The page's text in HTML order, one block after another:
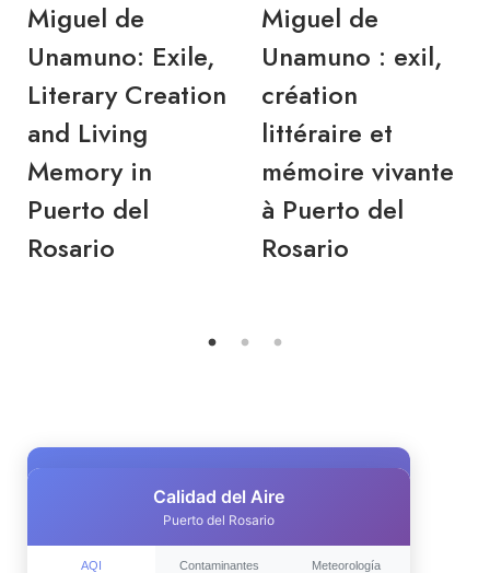
Miguel de
Unamuno: Exile,
Literary Creation
and Living
Memory in
Puerto del
Rosario
Miguel de
Unamuno : exil,
création
littéraire et
mémoire vivante
à Puerto del
Rosario